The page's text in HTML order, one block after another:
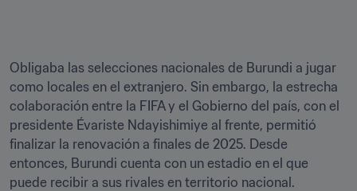
Obligaba las selecciones nacionales de Burundi a jugar
como locales en el extranjero. Sin embargo, la estrecha
colaboración entre la FIFA y el Gobierno del país, con el
presidente Évariste Ndayishimiye al frente, permitió
finalizar la renovación a finales de 2025. Desde
entonces, Burundi cuenta con un estadio en el que
puede recibir a sus rivales en territorio nacional.